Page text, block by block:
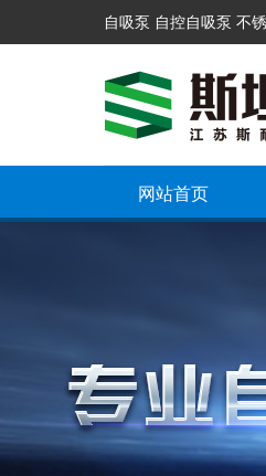
自吸泵 自控自吸泵 不
网站首页